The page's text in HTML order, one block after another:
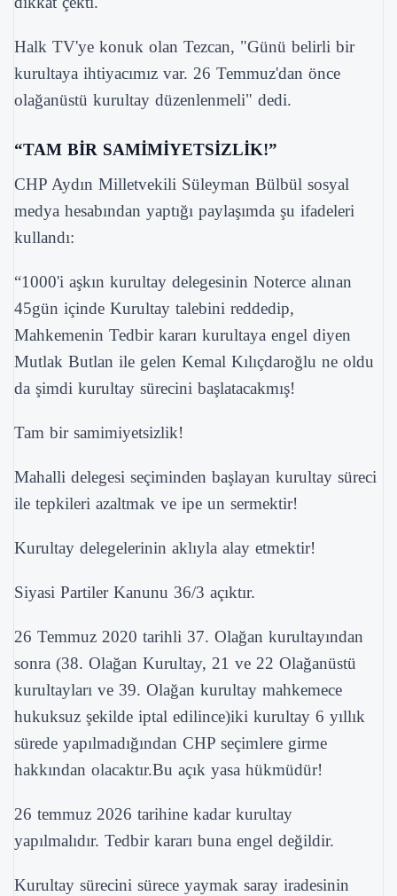
Halk TV'ye konuk olan Tezcan, "Günü belirli bir
kurultaya ihtiyacımız var. 26 Temmuz'dan önce
olağanüstü kurultay düzenlenmeli" dedi.
“TAM BİR SAMİMİYETSİZLİK!”
CHP Aydın Milletvekili Süleyman Bülbül sosyal
medya hesabından yaptığı paylaşımda şu ifadeleri
kullandı:
“1000'i aşkın kurultay delegesinin Noterce alınan
45gün içinde Kurultay talebini reddedip,
Mahkemenin Tedbir kararı kurultaya engel diyen
Mutlak Butlan ile gelen Kemal Kılıçdaroğlu ne oldu
da şimdi kurultay sürecini başlatacakmış!
Tam bir samimiyetsizlik!
Mahalli delegesi seçiminden başlayan kurultay süreci
ile tepkileri azaltmak ve ipe un sermektir!
Kurultay delegelerinin aklıyla alay etmektir!
Siyasi Partiler Kanunu 36/3 açıktır.
26 Temmuz 2020 tarihli 37. Olağan kurultayından
sonra (38. Olağan Kurultay, 21 ve 22 Olağanüstü
kurultayları ve 39. Olağan kurultay mahkemece
hukuksuz şekilde iptal edilince)iki kurultay 6 yıllık
sürede yapılmadığından CHP seçimlere girme
hakkından olacaktır.Bu açık yasa hükmüdür!
26 temmuz 2026 tarihine kadar kurultay
yapılmalıdır. Tedbir kararı buna engel değildir.
Kurultay sürecini sürece yaymak saray iradesinin